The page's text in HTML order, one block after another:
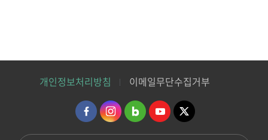
개인정보처리방침 이메일무단수집거부